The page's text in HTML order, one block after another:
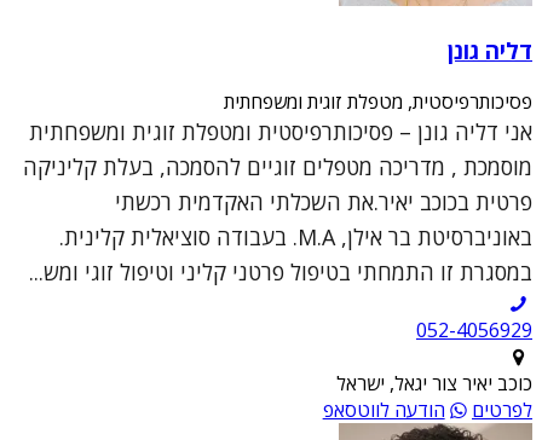
דליה גונן
פסיכותרפיסטית, מטפלת זוגית ומשפחתית
אני דליה גונן – פסיכותרפיסטית ומטפלת זוגית ומשפחתית
מוסמכת , מדריכה מטפלים זוגיים להסמכה, בעלת קליניקה
פרטית בכוכב יאיר.את השכלתי האקדמית רכשתי
באוניברסיטת בר אילן, M.A. בעבודה סוציאלית קלינית.
במסגרת זו התמחתי בטיפול פרטני קליני וטיפול זוגי ומש...
052-4056929
כוכב יאיר צור יגאל, ישראל
לפרטים
הודעה לווטסאפ